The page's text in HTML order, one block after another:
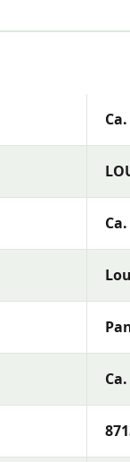
Other fibers
drogen